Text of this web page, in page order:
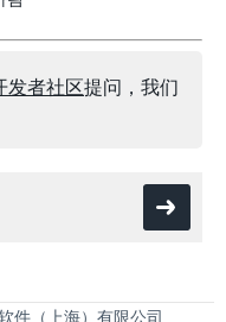
发者社区提问，我们
件（上海）有限公司